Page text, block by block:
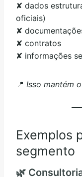
✘ dados
oficiais)
✘
✘ contratos
✘ informações
📍 Isso mantém
Exemplos
segmento
🌿